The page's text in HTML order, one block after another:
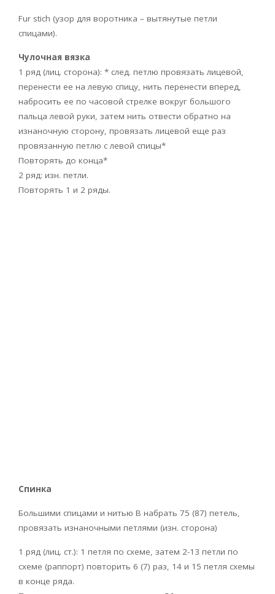
Fur stich (узор для воротника – вытянутые петли
спицами).
Чулочная вязка
1 ряд (лиц. сторона): * след. петлю провязать лицевой,
перенести ее на левую спицу, нить перенести вперед,
набросить ее по часовой стрелке вокруг большого
пальца левой руки, затем нить отвести обратно на
изнаночную сторону, провязать лицевой еще раз
провязанную петлю с левой спицы*
Повторять до конца*
2 ряд: изн. петли.
Повторять 1 и 2 ряды.
Спинка
Большими спицами и нитью В набрать 75 (87) петель,
провязать изнаночными петлями (изн. сторона)
1 ряд (лиц. ст.): 1 петля по схеме, затем 2-13 петли по
схеме (раппорт) повторить 6 (7) раз, 14 и 15 петля схемы
в конце ряда.